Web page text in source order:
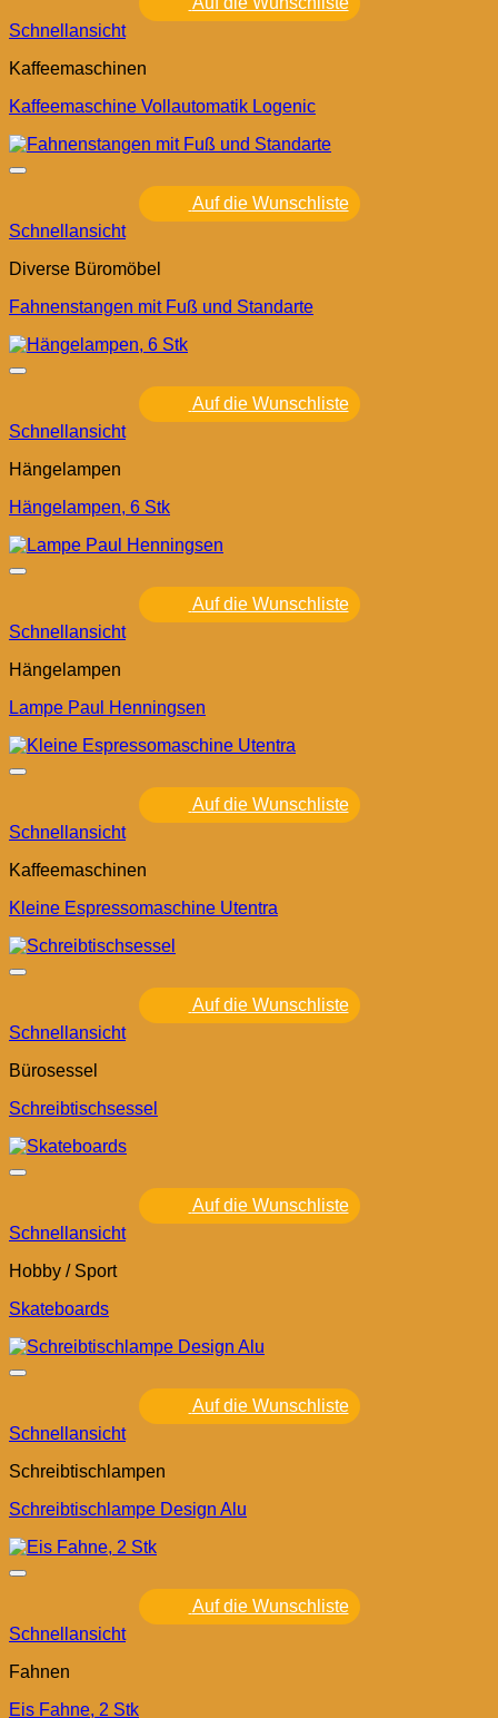
Schnellansicht
Kaffeemaschinen
Kaffeemaschine Vollautomatik Logenic
Auf die Wunschliste
Schnellansicht
Diverse Büromöbel
Fahnenstangen mit Fuß und Standarte
Auf die Wunschliste
Schnellansicht
Hängelampen
Hängelampen, 6 Stk
Auf die Wunschliste
Schnellansicht
Hängelampen
Lampe Paul Henningsen
Auf die Wunschliste
Schnellansicht
Kaffeemaschinen
Kleine Espressomaschine Utentra
Auf die Wunschliste
Schnellansicht
Bürosessel
Schreibtischsessel
Auf die Wunschliste
Schnellansicht
Hobby / Sport
Skateboards
Auf die Wunschliste
Schnellansicht
Schreibtischlampen
Schreibtischlampe Design Alu
Auf die Wunschliste
Schnellansicht
Fahnen
Eis Fahne, 2 Stk